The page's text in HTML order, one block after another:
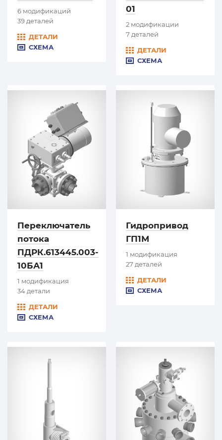
6 модификаций
39 деталей
ДЕТАЛИ
СХЕМА
01
2 модификации
7 деталей
ДЕТАЛИ
СХЕМА
Переключатель
потока
ПДРК.613445.003-
10БА1
1 модификация
34 детали
ДЕТАЛИ
СХЕМА
Гидропривод
ГП1М
1 модификация
27 деталей
ДЕТАЛИ
СХЕМА